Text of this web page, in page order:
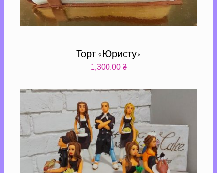
Торт «Юристу»
1,300.00 ₴